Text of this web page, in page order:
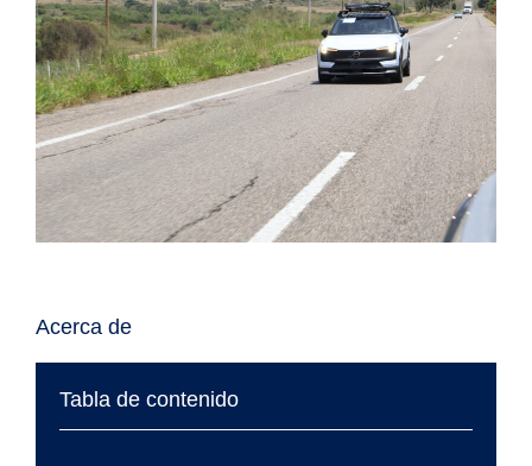
Acerca de
Tabla de contenido